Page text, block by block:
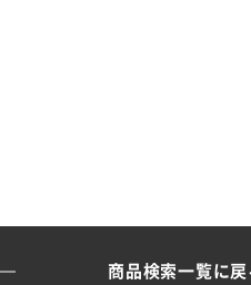
商品検索一覧に戻